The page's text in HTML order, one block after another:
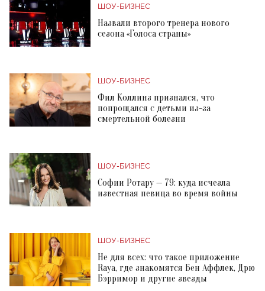
ШОУ-БИЗНЕС
Назвали второго тренера нового
сезона «Голоса страны»
ШОУ-БИЗНЕС
Фил Коллинз признался, что
попрощался с детьми из-за
смертельной болезни
ШОУ-БИЗНЕС
Софии Ротару — 79: куда исчезла
известная певица во время войны
ШОУ-БИЗНЕС
Не для всех: что такое приложение
Raya, где знакомятся Бен Аффлек, Дрю
Бэрримор и другие звезды